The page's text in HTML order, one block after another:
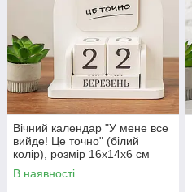
Вічний календар "У мене все
вийде! Це точно" (білий
колір), розмір 16х14х6 см
В наявності